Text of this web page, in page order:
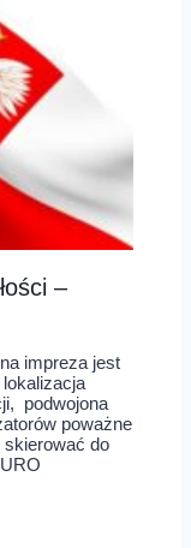
–
impreza jest
podwojona
poważne
do